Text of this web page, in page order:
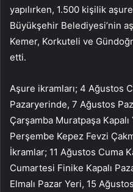
yapılırken, 1.500 kişilik
Büyükşehir Belediyesi’nin
Kemer, Korkuteli ve
etti.
Aşure ikramları; 4 Ağustos
Pazaryerinde, 7 Ağustos
Çarşamba Muratpaşa Kapalı
Perşembe Kepez Fevzi
İkramlar; 11 Ağustos Cuma
Cumartesi Finike Kapalı
Elmalı Pazar Yeri, 15